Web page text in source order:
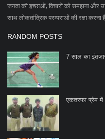
जनता की इच्छाओं, विचारों को समझना और
साथ लोकतांत्रिक परम्पराओं की रक्षा करना
RANDOM POSTS
7 साल का
एकतरफा प्रेम में